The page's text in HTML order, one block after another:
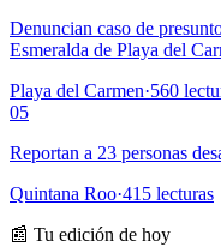
Denuncian caso de
Esmeralda de Playa del
Playa del Carmen·560
05
Reportan a 23 personas
Quintana Roo·415 lecturas
📰 Tu edición de hoy